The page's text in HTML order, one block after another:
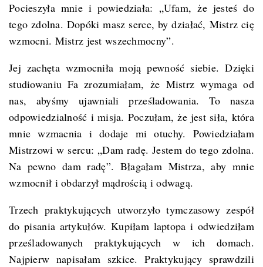
Pocieszyła mnie i powiedziała: „Ufam, że jesteś do
tego zdolna. Dopóki masz serce, by działać, Mistrz cię
wzmocni. Mistrz jest wszechmocny”.
Jej zachęta wzmocniła moją pewność siebie. Dzięki
studiowaniu Fa zrozumiałam, że Mistrz wymaga od
nas, abyśmy ujawniali prześladowania. To nasza
odpowiedzialność i misja. Poczułam, że jest siła, która
mnie wzmacnia i dodaje mi otuchy. Powiedziałam
Mistrzowi w sercu: „Dam radę. Jestem do tego zdolna.
Na pewno dam radę”. Błagałam Mistrza, aby mnie
wzmocnił i obdarzył mądrością i odwagą.
Trzech praktykujących utworzyło tymczasowy zespół
do pisania artykułów. Kupiłam laptopa i odwiedziłam
prześladowanych praktykujących w ich domach.
Najpierw napisałam szkice. Praktykujący sprawdzili